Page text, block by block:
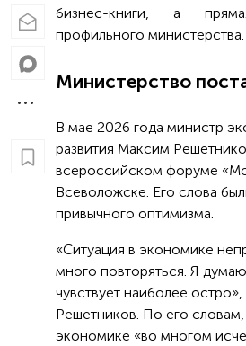
бизнес-книги, а
профильного министерства.
Министерство
В мае 2026 года министр
развития Максим
всероссийском форуме
Всеволожске. Его слова
привычного оптимизма.
«Ситуация в экономике
много повторяться. Я
чувствует наиболее остро»,
Решетников. По его словам,
экономике «во многом